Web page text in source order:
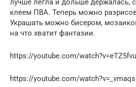
лучше легла и дольше держалась,
клеем ПВА. Теперь можно
Украшать можно бисером,
на что хватит фантазии.
https://youtube.com/
https://youtube.com/